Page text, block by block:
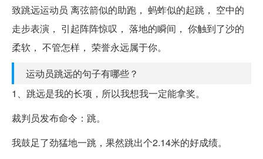
致跳远运动员 离弦箭似的助跑， 蚂蚱似的起跳， 空中的
走步表演， 引起阵阵惊叹， 落地的瞬间， 你触到了沙的
柔软， 不管怎样， 荣誉永远属于你。
运动员跳远的句子有哪些？
1、跳远是我的长项，所以我想我一定能拿奖。
裁判员发布命令：跳。
我鼓足了劲猛地一跳，果然跳出个2.14米的好成绩。